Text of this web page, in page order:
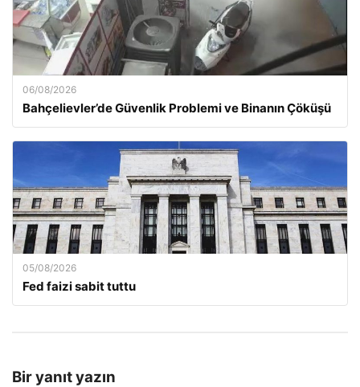
06/08/2026
Bahçelievler’de Güvenlik Problemi ve Binanın Çöküşü
05/08/2026
Fed faizi sabit tuttu
Bir yanıt yazın